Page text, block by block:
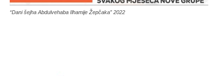
“Dani šejha Abdulvehaba Ilhamije Žepčaka” 2022